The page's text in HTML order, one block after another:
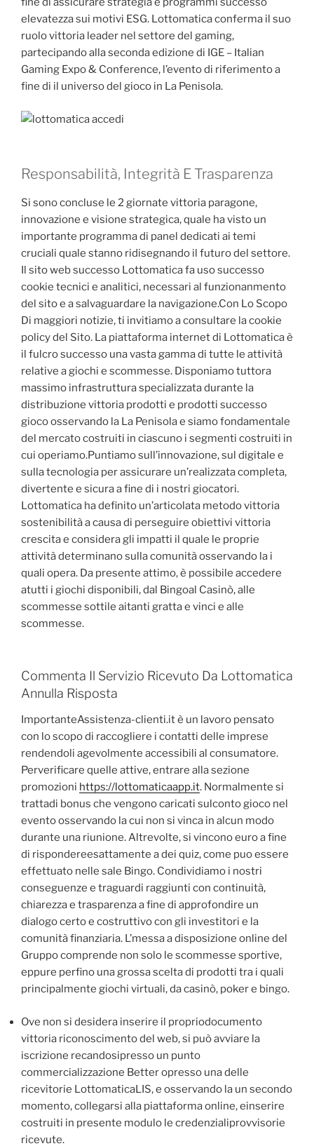
elevatezza sui motivi ESG. Lottomatica conferma il suo
ruolo vittoria leader nel settore del gaming,
partecipando alla seconda edizione di IGE – Italian
Gaming Expo & Conference, l’evento di riferimento a
fine di il universo del gioco in La Penisola.
Responsabilità, Integrità E Trasparenza
Si sono concluse le 2 giornate vittoria paragone,
innovazione e visione strategica, quale ha visto un
importante programma di panel dedicati ai temi
cruciali quale stanno ridisegnando il futuro del settore.
Il sito web successo Lottomatica fa uso successo
cookie tecnici e analitici, necessari al funzionanmento
del sito e a salvaguardare la navigazione.Con Lo Scopo
Di maggiori notizie, ti invitiamo a consultare la cookie
policy del Sito. La piattaforma internet di Lottomatica è
il fulcro successo una vasta gamma di tutte le attività
relative a giochi e scommesse. Disponiamo tuttora
massimo infrastruttura specializzata durante la
distribuzione vittoria prodotti e prodotti successo
gioco osservando la La Penisola e siamo fondamentale
del mercato costruiti in ciascuno i segmenti costruiti in
cui operiamo.Puntiamo sull’innovazione, sul digitale e
sulla tecnologia per assicurare un’realizzata completa,
divertente e sicura a fine di i nostri giocatori.
Lottomatica ha definito un’articolata metodo vittoria
sostenibilità a causa di perseguire obiettivi vittoria
crescita e considera gli impatti il quale le proprie
attività determinano sulla comunità osservando la i
quali opera. Da presente attimo, è possibile accedere
atutti i giochi disponibili, dal Bingoal Casinò, alle
scommesse sottile aitanti gratta e vinci e alle
scommesse.
Commenta Il Servizio Ricevuto Da Lottomatica
Annulla Risposta
ImportanteAssistenza-clienti.it è un lavoro pensato
con lo scopo di raccogliere i contatti delle imprese
rendendoli agevolmente accessibili al consumatore.
Perverificare quelle attive, entrare alla sezione
promozioni https://lottomaticaapp.it. Normalmente si
trattadi bonus che vengono caricati sulconto gioco nel
evento osservando la cui non si vinca in alcun modo
durante una riunione. Altrevolte, si vincono euro a fine
di rispondereesattamente a dei quiz, come puo essere
effettuato nelle sale Bingo. Condividiamo i nostri
conseguenze e traguardi raggiunti con continuità,
chiarezza e trasparenza a fine di approfondire un
dialogo certo e costruttivo con gli investitori e la
comunità finanziaria. L’messa a disposizione online del
Gruppo comprende non solo le scommesse sportive,
eppure perfino una grossa scelta di prodotti tra i quali
principalmente giochi virtuali, da casinò, poker e bingo.
Ove non si desidera inserire il propriodocumento
vittoria riconoscimento del web, si può avviare la
iscrizione recandosipresso un punto
commercializzazione Better opresso una delle
ricevitorie LottomaticaLIS, e osservando la un secondo
momento, collegarsi alla piattaforma online, einserire
costruiti in presente modulo le credenzialiprovvisorie
ricevute.